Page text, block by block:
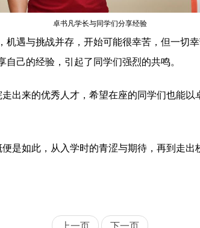
卓书凡学长与同学们分享经验
机遇与挑战并存，开始可能很幸苦，但一切
己的经验，引起了同学们强烈的共鸣。
出来的优秀人才，希望在座的同学们也能
是如此，从入学时的青涩与期待，再到走
上一页 下一页